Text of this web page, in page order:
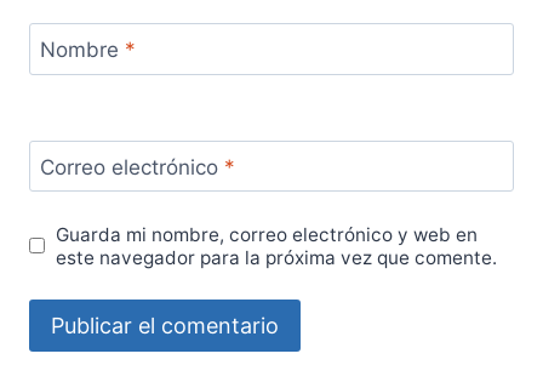
Nombre *
Correo electrónico *
Guarda mi nombre, correo electrónico y web en
este navegador para la próxima vez que comente.